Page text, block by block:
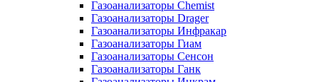
Газоанализаторы Chemist
Газоанализаторы Drager
Газоанализаторы Инфракар
Газоанализаторы Гиам
Газоанализаторы Сенсон
Газоанализаторы Ганк